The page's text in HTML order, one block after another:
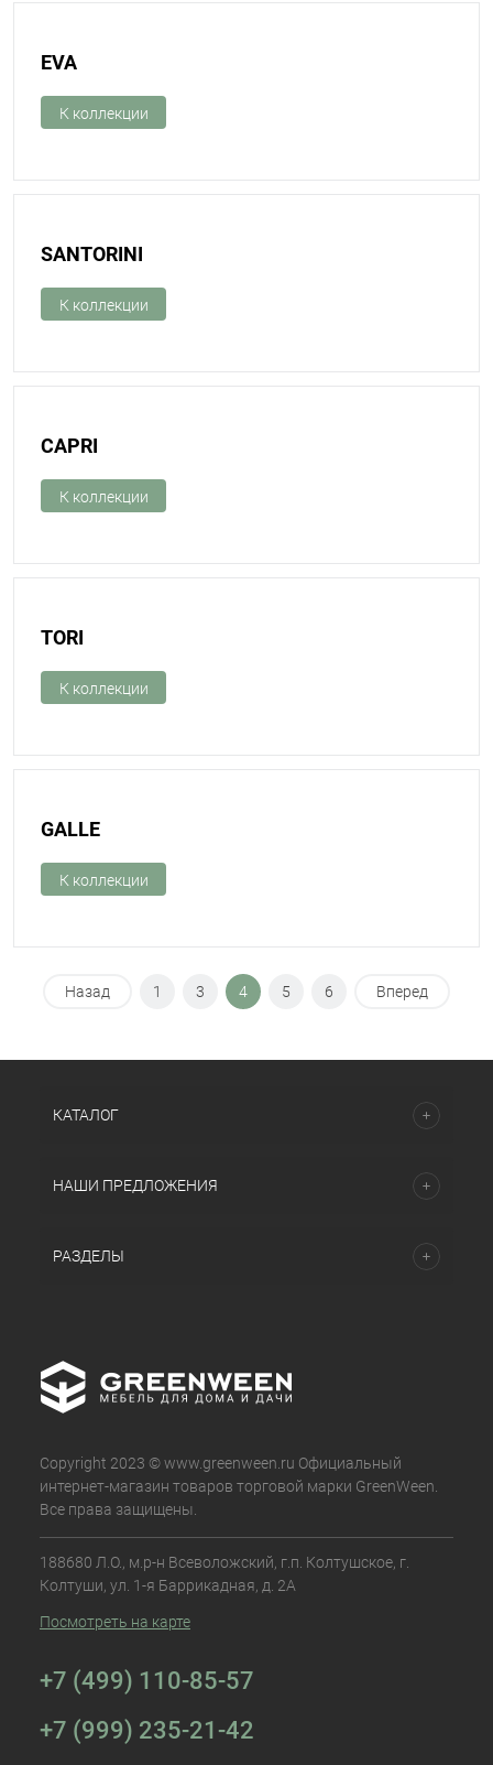
EVA
К коллекции
SANTORINI
К коллекции
CAPRI
К коллекции
TORI
К коллекции
GALLE
К коллекции
Назад 1 3 4 5 6 Вперед
КАТАЛОГ
НАШИ ПРЕДЛОЖЕНИЯ
РАЗДЕЛЫ
Copyright 2023 © www.greenween.ru Официальный
интернет-магазин товаров торговой марки GreenWeen.
Все права защищены.
188680 Л.О., м.р-н Всеволожский, г.п. Колтушское, г.
Колтуши, ул. 1-я Баррикадная, д. 2А
Посмотреть на карте
+7 (499) 110-85-57
+7 (999) 235-21-42